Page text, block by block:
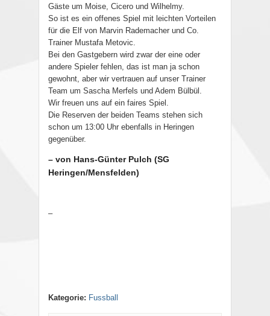
Gäste um Moise, Cicero und Wilhelmy.
So ist es ein offenes Spiel mit leichten Vorteilen
für die Elf von Marvin Rademacher und Co.
Trainer Mustafa Metovic.
Bei den Gastgebern wird zwar der eine oder
andere Spieler fehlen, das ist man ja schon
gewohnt, aber wir vertrauen auf unser Trainer
Team um Sascha Merfels und Adem Bülbül.
Wir freuen uns auf ein faires Spiel.
Die Reserven der beiden Teams stehen sich
schon um 13:00 Uhr ebenfalls in Heringen
gegenüber.
– von Hans-Günter Pulch (SG
Heringen/Mensfelden)
–
Kategorie: Fussball